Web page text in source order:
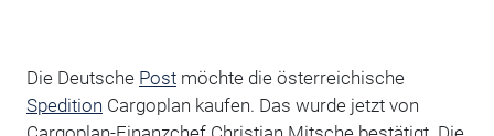
Die Deutsche Postmöchte die österreichische
Spedition Cargoplan kaufen. Das wurde jetzt von